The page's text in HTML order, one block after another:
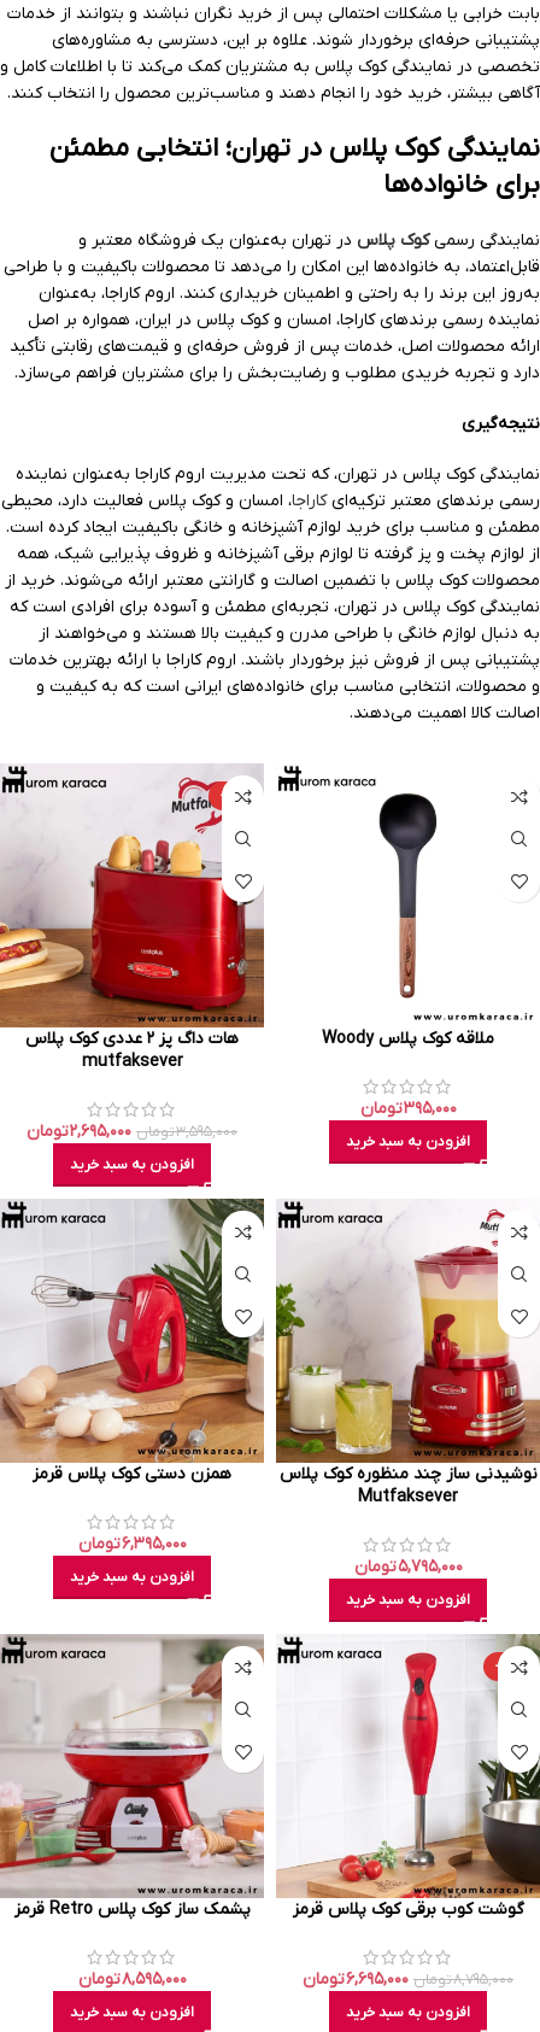
بابت خرابی یا مشکلات احتمالی پس از خرید نگران نباشند و بتوانند از خدمات
پشتیبانی حرفه‌ای برخوردار شوند. علاوه بر این، دسترسی به مشاوره‌های
تخصصی در نمایندگی کوک پلاس به مشتریان کمک می‌کند تا با اطلاعات کامل و
آگاهی بیشتر، خرید خود را انجام دهند و مناسب‌ترین محصول را انتخاب کنند.
نمایندگی کوک پلاس در تهران؛ انتخابی مطمئن
برای خانواده‌ها
نمایندگی رسمیکوک پلاس در تهران به‌عنوان یک فروشگاه معتبر و
قابل‌اعتماد، به خانواده‌ها این امکان را می‌دهد تا محصولات باکیفیت و با طراحی
به‌روز این برند را به راحتی و اطمینان خریداری کنند. اروم کاراجا، به‌عنوان
نماینده رسمی برندهای کاراجا، امسان و کوک پلاس در ایران، همواره بر اصل
ارائه محصولات اصل، خدمات پس از فروش حرفه‌ای و قیمت‌های رقابتی تأکید
دارد و تجربه خریدی مطلوب و رضایت‌بخش را برای مشتریان فراهم می‌سازد.
نتیجه‌گیری
نمایندگی کوک پلاس در تهران، که تحت مدیریت اروم کاراجا به‌عنوان نماینده
رسمی برندهای معتبر ترکیه‌ایکاراجا، امسان و کوک پلاس فعالیت دارد، محیطی
مطمئن و مناسب برای خرید لوازم آشپزخانه و خانگی باکیفیت ایجاد کرده است.
از لوازم پخت و پز گرفته تا لوازم برقی آشپزخانه و ظروف پذیرایی شیک، همه
محصولات کوک پلاس با تضمین اصالت و گارانتی معتبر ارائه می‌شوند. خرید از
نمایندگی کوک پلاس در تهران، تجربه‌ای مطمئن و آسوده برای افرادی است که
به دنبال لوازم خانگی با طراحی مدرن و کیفیت بالا هستند و می‌خواهند از
پشتیبانی پس از فروش نیز برخوردار باشند. اروم کاراجا با ارائه بهترین خدمات
و محصولات، انتخابی مناسب برای خانواده‌های ایرانی است که به کیفیت و
اصالت کالا اهمیت می‌دهند.
ملاقه کوک پلاس Woody
۳۹۵,۰۰۰تومان
افزودن به سبد خرید
-۲۵%
هات داگ پز ۲ عددی کوک پلاس
mutfaksever
۳,۵۹۵,۰۰۰تومان ۲,۶۹۵,۰۰۰تومان
افزودن به سبد خرید
نوشیدنی ساز چند منظوره کوک پلاس
Mutfaksever
۵,۷۹۵,۰۰۰تومان
افزودن به سبد خرید
همزن دستی کوک پلاس قرمز
۶,۳۹۵,۰۰۰تومان
افزودن به سبد خرید
-۲۴%
گوشت کوب برقی کوک پلاس قرمز
۸,۷۹۵,۰۰۰تومان ۶,۶۹۵,۰۰۰تومان
افزودن به سبد خرید
پشمک ساز کوک‌ پلاس Retro قرمز
۸,۵۹۵,۰۰۰تومان
افزودن به سبد خرید